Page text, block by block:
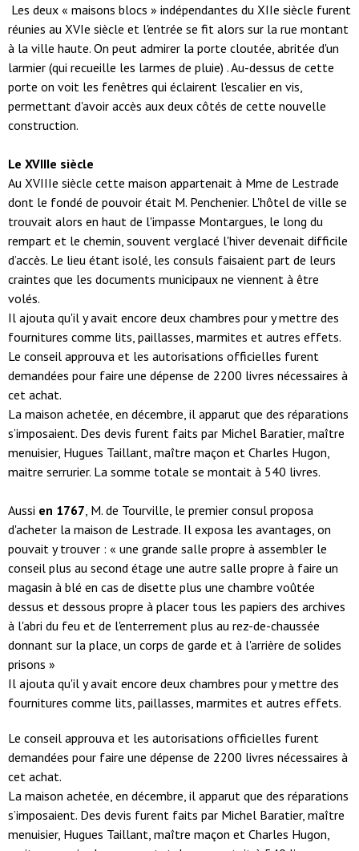
Les deux « maisons blocs » indépendantes du XIIe siècle furent
réunies au XVIe siècle et l'entrée se fit alors sur la rue montant
à la ville haute. On peut admirer la porte cloutée, abritée d'un
larmier (qui recueille les larmes de pluie) . Au-dessus de cette
porte on voit les fenêtres qui éclairent l'escalier en vis,
permettant d'avoir accès aux deux côtés de cette nouvelle
construction.
Le XVIIIe siècle
Au XVIIIe siècle cette maison appartenait à Mme de Lestrade
dont le fondé de pouvoir était M. Penchenier. L'hôtel de ville se
trouvait alors en haut de l'impasse Montargues, le long du
rempart et le chemin, souvent verglacé l'hiver devenait difficile
d’accès. Le lieu étant isolé, les consuls faisaient part de leurs
craintes que les documents municipaux ne viennent à être
volés.
Il ajouta qu'il y avait encore deux chambres pour y mettre des
fournitures comme lits, paillasses, marmites et autres effets.
Le conseil approuva et les autorisations officielles furent
demandées pour faire une dépense de 2200 livres nécessaires à
cet achat.
La maison achetée, en décembre, il apparut que des réparations
s’imposaient. Des devis furent faits par Michel Baratier, maître
menuisier, Hugues Taillant, maître maçon et Charles Hugon,
maitre serrurier. La somme totale se montait à 540 livres.
Aussi en 1767, M. de Tourville, le premier consul proposa
d'acheter la maison de Lestrade. Il exposa les avantages, on
pouvait y trouver : « une grande salle propre à assembler le
conseil plus au second étage une autre salle propre à faire un
magasin à blé en cas de disette plus une chambre voûtée
dessus et dessous propre à placer tous les papiers des archives
à l'abri du feu et de l'enterrement plus au rez-de-chaussée
donnant sur la place, un corps de garde et à l'arrière de solides
prisons »
Il ajouta qu'il y avait encore deux chambres pour y mettre des
fournitures comme lits, paillasses, marmites et autres effets.
Le conseil approuva et les autorisations officielles furent
demandées pour faire une dépense de 2200 livres nécessaires à
cet achat.
La maison achetée, en décembre, il apparut que des réparations
s’imposaient. Des devis furent faits par Michel Baratier, maître
menuisier, Hugues Taillant, maître maçon et Charles Hugon,